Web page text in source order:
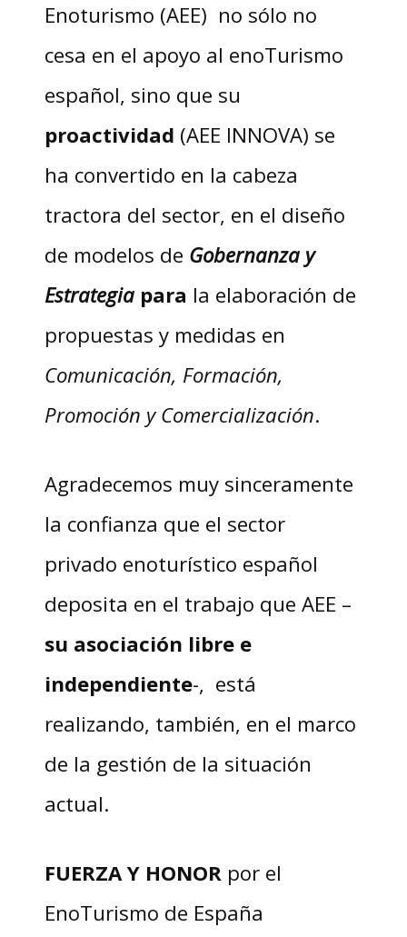
Enoturismo (AEE) no sólo no
cesa en el apoyo al enoTurismo
español, sino que su
proactividad (AEE INNOVA) se
ha convertido en la cabeza
tractora del sector, en el diseño
de modelos de Gobernanza y
Estrategiapara la elaboración de
propuestas y medidas en
Comunicación, Formación,
Promoción y Comercialización.
Agradecemos muy sinceramente
la confianza que el sector
privado enoturístico español
deposita en el trabajo que AEE –
su asociación libre e
independiente-, está
realizando, también, en el marco
de la gestión de la situación
actual.
FUERZA Y HONORpor el
EnoTurismo de España